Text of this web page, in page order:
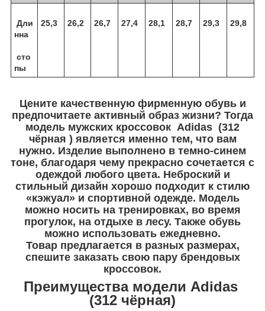
Дли
нна
сто
пы
25,3 26,2 26,7 27,4 28,1 28,7 29,3 29,8
Цените качественную фирменную обувь и
предпочитаете активный образ жизни? Тогда
модель мужских кроссовок Adidas (312
чёрная ) является именно тем, что вам
нужно. Изделие выполнено в темно-синем
тоне, благодаря чему прекрасно сочетается с
одеждой любого цвета. Неброский и
стильный дизайн хорошо подходит к стилю
«кэжуал» и спортивной одежде. Модель
можно носить на тренировках, во время
прогулок, на отдыхе в лесу. Также обувь
можно использовать ежедневно.
Товар предлагается в разных размерах,
спешите заказать свою пару брендовых
кроссовок.
Преимущества модели Adidas
(312 чёрная)